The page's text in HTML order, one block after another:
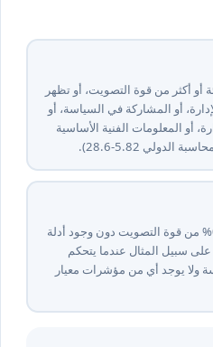
المستثمر ⁦20⁩ بالمائة أو أكثر من قوة التصويت، أو تظهر
أو المشاركة في السياسة، أو
أو المعلومات الفنية الأساسية
الدولي ⁦28⁩.⁦5-28⁩.⁦6⁩).
لا - يمتلك المستثمر أقل من ⁦⁦20⁩%⁩ من قوة التصويت دون وجود أدلة
سبيل المثال عندما يتحكم
ولا يوجد أي من مؤشرات معيار